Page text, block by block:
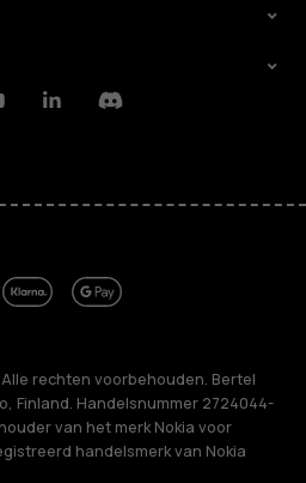
LinkedinDiscord
rechten voorbehouden. Bertel
Finland. Handelsnummer 2724044-
van het merk Nokia voor
handelsmerk van Nokia